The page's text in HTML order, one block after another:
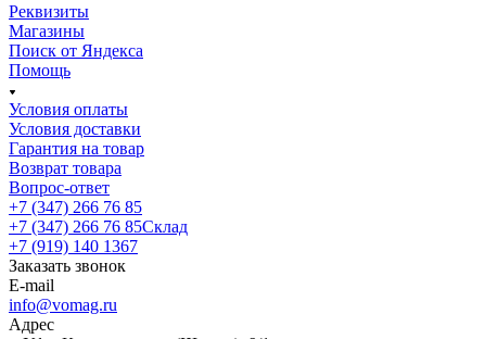
Реквизиты
Магазины
Поиск от Яндекса
Помощь
Условия оплаты
Условия доставки
Гарантия на товар
Возврат товара
Вопрос-ответ
+7 (347) 266 76 85
+7 (347) 266 76 85Склад
+7 (919) 140 1367
Заказать звонок
E-mail
info@vomag.ru
Адрес